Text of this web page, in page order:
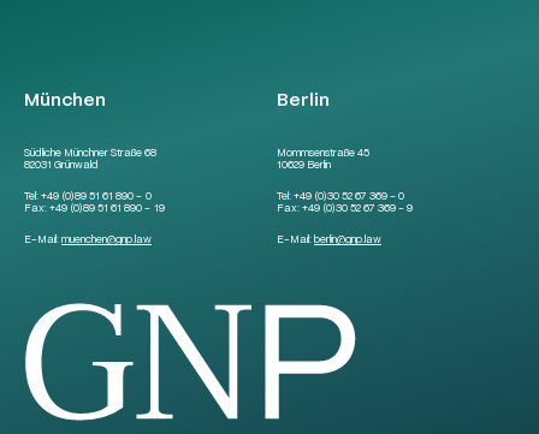
München
Südliche Münchner Straße 68
82031 Grünwald
Tel:+49 (0)89 51 61 890 – 0
Fax:+49 (0)89 51 61 890 – 19
E-Mail:muenchen@gnp.law
Berlin
Mommsenstraße 45
10629 Berlin
Tel: +49 (0)30 52 67 369 – 0
Fax: +49 (0)30 52 67 369 – 9
E-Mail: berlin@gnp.law